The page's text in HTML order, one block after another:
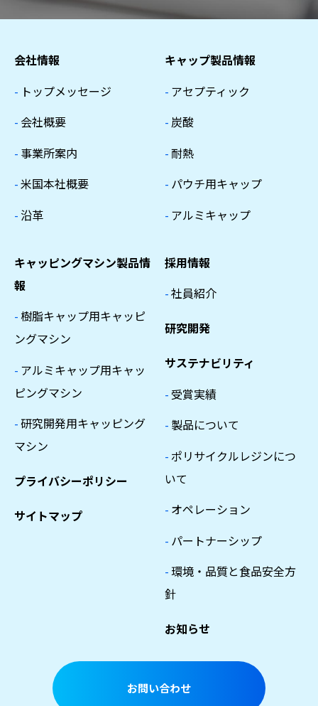
会社情報
- トップメッセージ
- 会社概要
- 事業所案内
-米国本社概要
- 沿革
キャップ製品情報
- アセプティック
- 炭酸
-耐熱
- パウチ用キャップ
- アルミキャップ
キャッピングマシン製品情
報
- 樹脂キャップ用キャッピ
ングマシン
- アルミキャップ用キャッ
ピングマシン
-研究開発用キャッピング
マシン
プライバシーポリシー
サイトマップ
採用情報
-社員紹介
研究開発
サステナビリティ
- 受賞実績
- 製品について
- ポリサイクルレジンにつ
いて
- オペレーション
- パートナーシップ
-環境・品質と食品安全方
針
お知らせ
お問い合わせ